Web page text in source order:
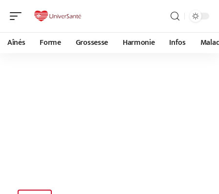
Aînés Forme Grossesse Harmonie Infos